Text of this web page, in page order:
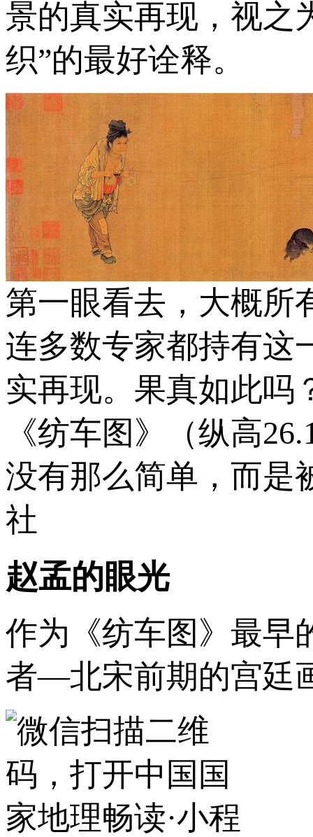
景的真实再现，视之
织”的最好诠释。
第一眼看去，大概所
连多数专家都持有这
实再现。果真如此吗
《纺车图》（纵高
没有那么简单，而是
社
赵孟的眼光
作为《纺车图》最早
者—北宋前期的宫廷